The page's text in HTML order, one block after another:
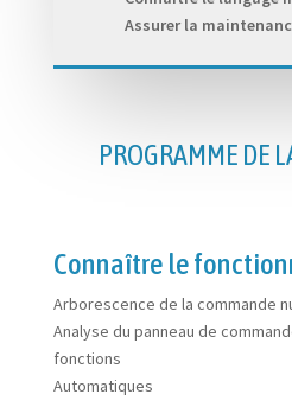
Assurer la
PROGRAMME DE
Connaître le
Arborescence de la commande
Analyse du panneau de
fonctions
Automatiques